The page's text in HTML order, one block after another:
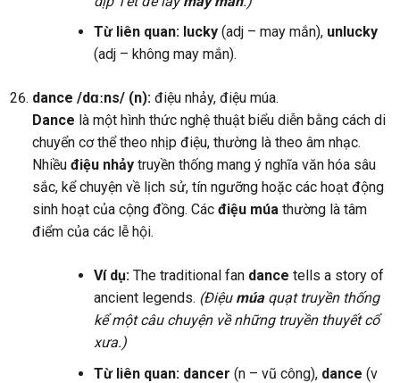
Từ liên quan: lucky(adj – may mắn), unlucky
(adj – không may mắn).
dance /dɑːns/ (n):điệu nhảy, điệu múa.
Dance là một hình thức nghệ thuật biểu diễn bằng cách di
chuyển cơ thể theo nhịp điệu, thường là theo âm nhạc.
Nhiều điệu nhảytruyền thống mang ý nghĩa văn hóa sâu
sắc, kể chuyện về lịch sử, tín ngưỡng hoặc các hoạt động
sinh hoạt của cộng đồng. Các điệu múathường là tâm
điểm của các lễ hội.
Ví dụ:The traditional fan dance tells a story of
ancient legends. (Điệu múaquạt truyền thống
kể một câu chuyện về những truyền thuyết cổ
xưa.)
Từ liên quan: dancer (n – vũ công), dance (v